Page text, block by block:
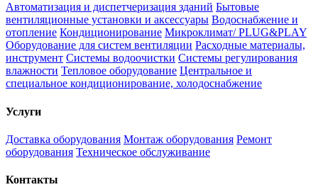
Автоматизация и диспетчеризация зданий Бытовые
вентиляционные установки и аксессуары Водоснабжение и
отопление Кондиционирование Микроклимат/ PLUG&PLAY
Оборудование для систем вентиляции Расходные материалы,
инструмент Системы водоочистки Системы регулирования
влажности Тепловое оборудование Центральное и
специальное кондиционирование, холодоснабжение
Услуги
Доставка оборудования Монтаж оборудования Ремонт
оборудования Техническое обслуживание
Контакты